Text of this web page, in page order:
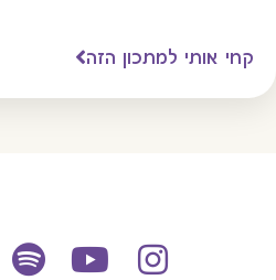
קחי אותי למתכון הזה